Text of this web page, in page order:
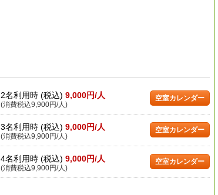
2名利用時 (税込) 9,000円/人
(消費税込9,900円/人)
空室カレンダー
3名利用時 (税込) 9,000円/人
(消費税込9,900円/人)
空室カレンダー
4名利用時 (税込) 9,000円/人
(消費税込9,900円/人)
空室カレンダー